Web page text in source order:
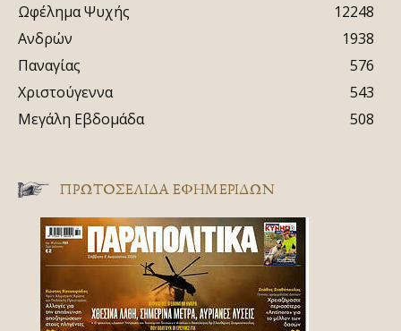
Ωφέλημα Ψυχής
12248
Ανδρών
1938
Παναγίας
576
Χριστούγεννα
543
Μεγάλη Εβδομάδα
508
ΠΡΩΤΟΣΈΛΙΔΑ ΕΦΗΜΕΡΊΔΩΝ